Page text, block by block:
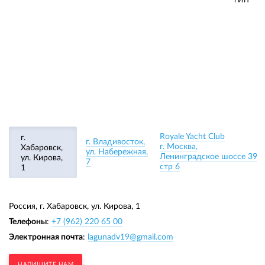
г.
Хабаровск,
ул. Кирова,
1
г. Владивосток,
ул. Набережная,
7
Royale Yacht Club
г. Москва,
Ленинградское шоссе 39
стр 6
Россия, г. Хабаровск, ул. Кирова, 1
Телефоны: +7 (962) 220 65 00
Электронная почта: lagunadv19@gmail.com